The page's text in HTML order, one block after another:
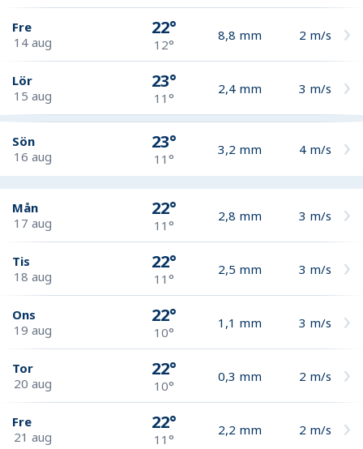
Fre
14 aug
22°
12°
8,8 mm 2 m/s
Lör
15 aug
23°
11°
2,4 mm 3 m/s
Sön
16 aug
23°
11°
3,2 mm 4 m/s
Mån
17 aug
22°
11°
2,8 mm 3 m/s
Tis
18 aug
22°
11°
2,5 mm 3 m/s
Ons
19 aug
22°
10°
1,1 mm 3 m/s
Tor
20 aug
22°
10°
0,3 mm 2 m/s
Fre
21 aug
22°
11°
2,2 mm 2 m/s